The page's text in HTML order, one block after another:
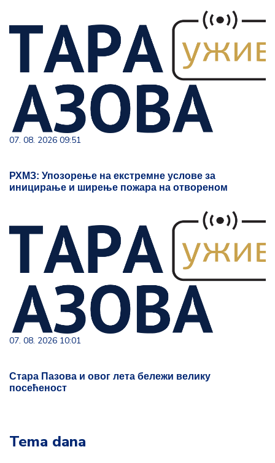
07. 08. 2026 09:51
РХМЗ: Упозорење на екстремне услове за
иницирање и ширење пожара на отвореном
07. 08. 2026 10:01
Стара Пазова и овог лета бележи велику
посећеност
Tema dana